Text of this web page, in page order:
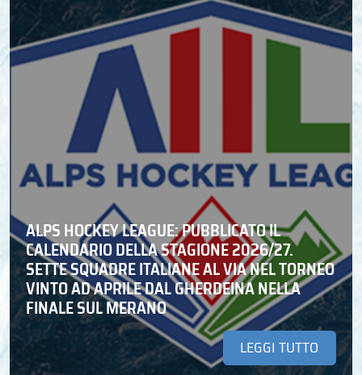
ALPS HOCKEY LEAGUE: PUBBLICATO IL
CALENDARIO DELLA STAGIONE 2026/27.
SETTE SQUADRE ITALIANE AL VIA NEL TORNEO
VINTO AD APRILE DAL GHERDEINA NELLA
FINALE SUL MERANO
LEGGI TUTTO